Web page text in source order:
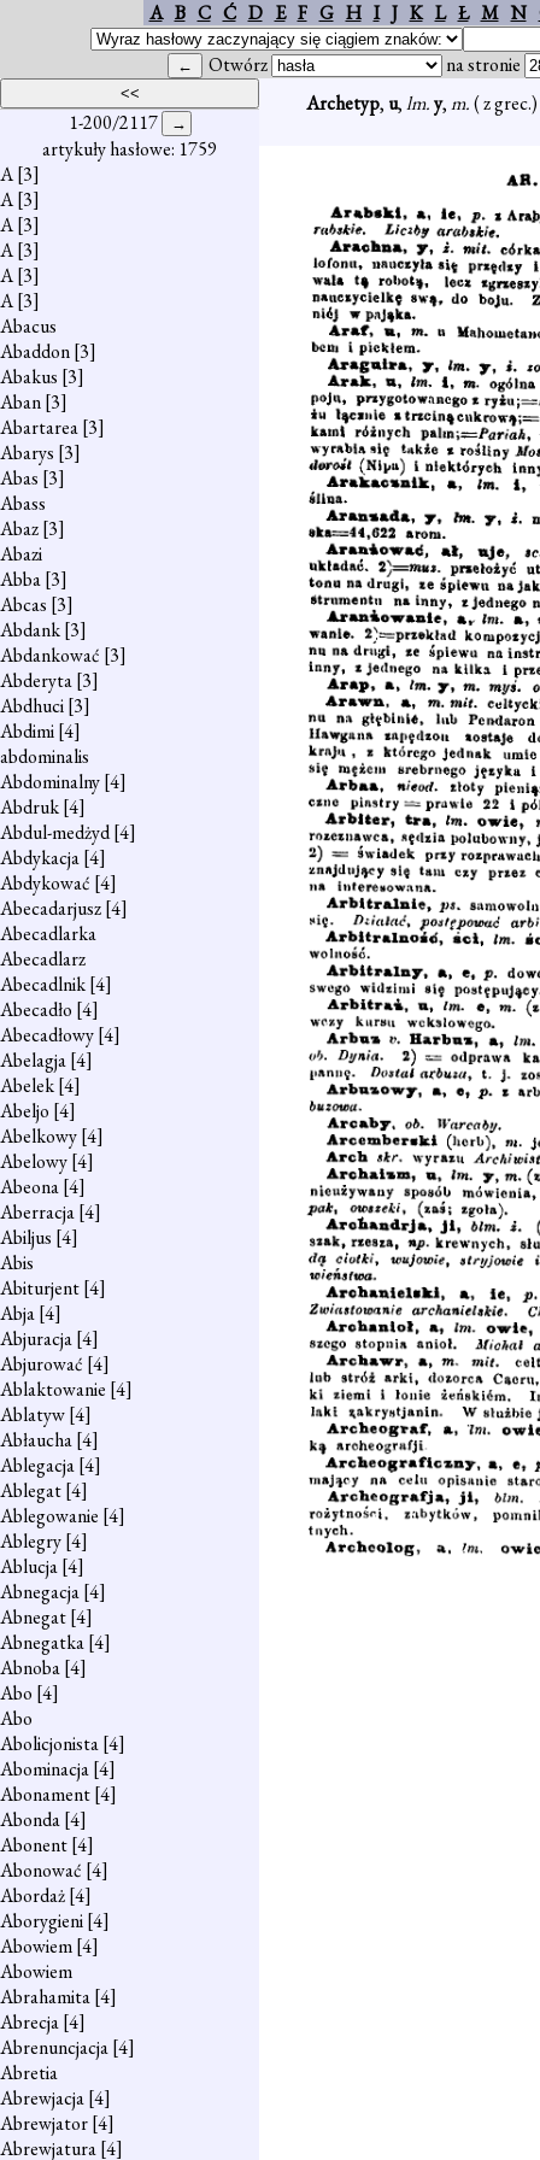
A B C Ć D E F G H I J K L Ł M N
Otwórz na stronie
1-200/2117
artykuły hasłowe: 1759
A[3]
A[3]
A[3]
A[3]
A[3]
A[3]
Abacus
Abaddon[3]
Abakus [3]
Aban[3]
Abartarea[3]
Abarys [3]
Abas [3]
Abass
Abaz[3]
Abazi
Abba[3]
Abcas [3]
Abdank[3]
Abdankować [3]
Abderyta[3]
Abdhuci[3]
Abdimi[4]
abdominalis
Abdominalny[4]
Abdruk[4]
Abdul-medżyd[4]
Abdykacja[4]
Abdykować [4]
Abecadarjusz[4]
Abecadlarka
Abecadlarz
Abecadlnik[4]
Abecadło [4]
Abecadłowy[4]
Abelagja[4]
Abelek[4]
Abeljo [4]
Abelkowy[4]
Abelowy[4]
Abeona[4]
Aberracja[4]
Abiljus [4]
Abis
Abiturjent[4]
Abja[4]
Abjuracja[4]
Abjurować [4]
Ablaktowanie [4]
Ablatyw[4]
Abłaucha[4]
Ablegacja[4]
Ablegat[4]
Ablegowanie [4]
Ablegry[4]
Ablucja[4]
Abnegacja[4]
Abnegat[4]
Abnegatka[4]
Abnoba[4]
Abo [4]
Abo
Abolicjonista[4]
Abominacja[4]
Abonament[4]
Abonda[4]
Abonent[4]
Abonować [4]
Abordaż[4]
Aborygieni[4]
Abowiem[4]
Abowiem
Abrahamita[4]
Abrecja[4]
Abrenuncjacja[4]
Abretia
Abrewjacja[4]
Abrewjator[4]
Abrewjatura[4]
Archetyp, u,lm.y,m.( z